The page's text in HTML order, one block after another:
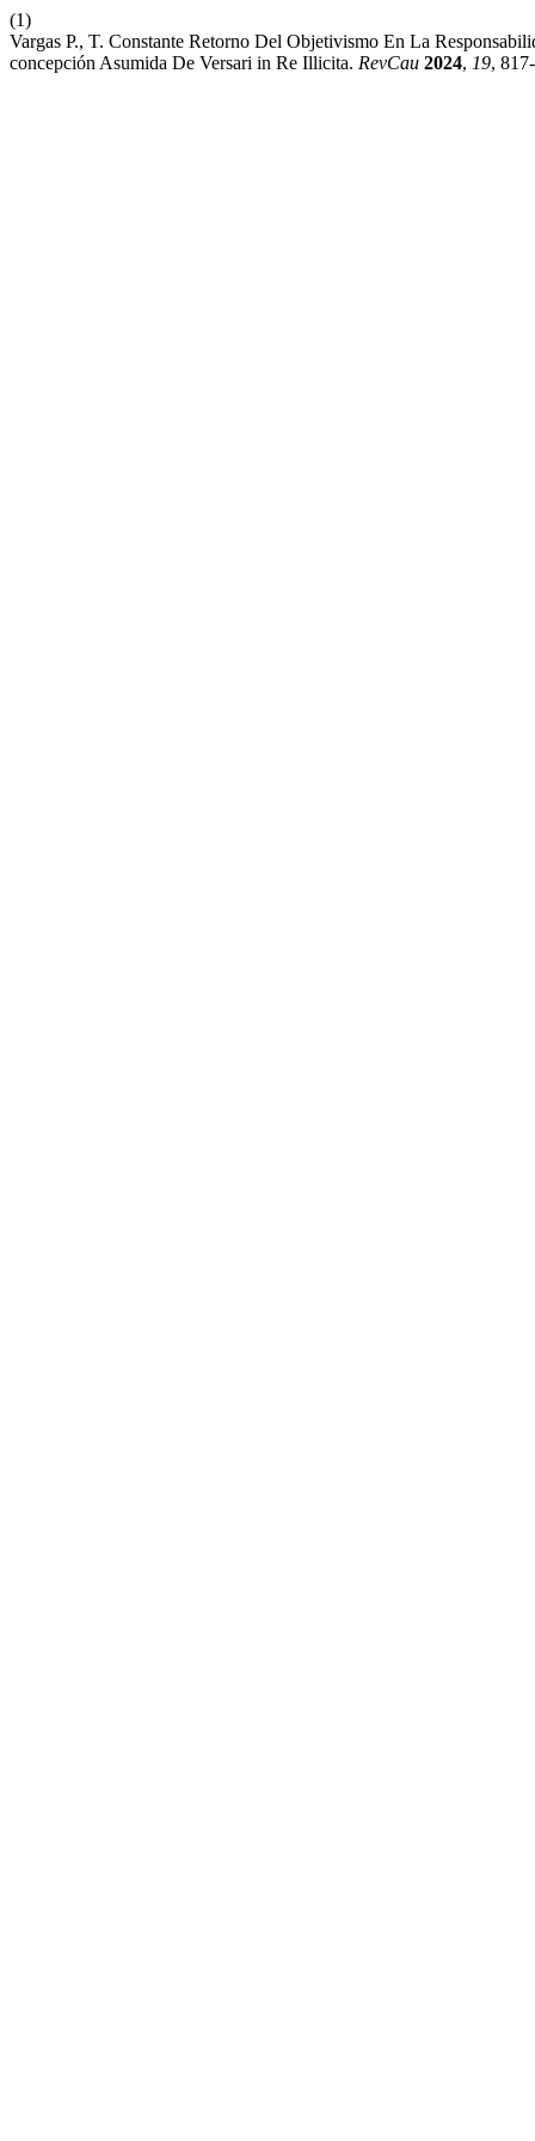
(1)
Vargas P., T. Constante Retorno Del Objetivismo En La
concepción Asumida De Versari in Re Illicita. RevCau 2024, 19,